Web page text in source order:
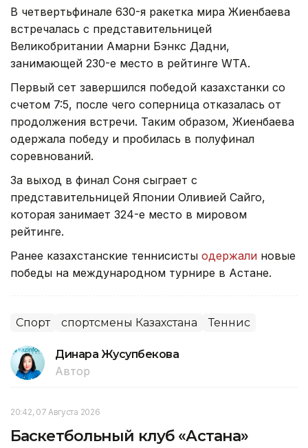
В четвертьфинале 630-я ракетка мира Жиенбаева
встречалась с представительницей
Великобритании Амарни Бэнкс Дадни,
занимающей 230-е место в рейтинге WTA.
Первый сет завершился победой казахстанки со
счетом 7:5, после чего соперница отказалась от
продолжения встречи. Таким образом, Жиенбаева
одержала победу и пробилась в полуфинал
соревнований.
За выход в финал Соня сыграет с
представительницей Японии Оливией Сайго,
которая занимает 324-е место в мировом
рейтинге.
Ранее казахстанские теннисисты одержали новые
победы на международном турнире в Астане.
Спорт спортсмены Казахстана Теннис
Динара Жусупбекова
Автор
20:42, 07 Августа 2026
Баскетбольный клуб «Астана»